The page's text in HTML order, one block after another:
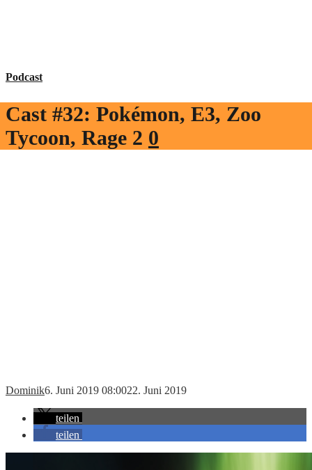
Podcast
Cast #32: Pokémon, E3, Zoo
Tycoon, Rage 2 0
Dominik6. Juni 2019 08:0022. Juni 2019
teilen
teilen